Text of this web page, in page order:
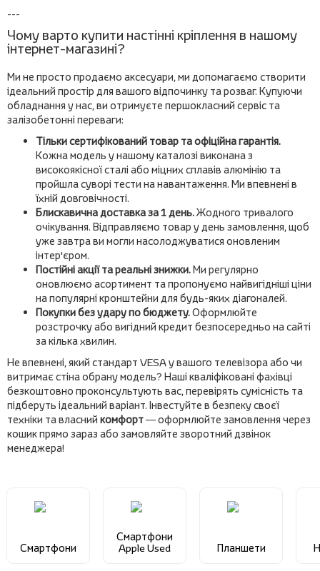
---
Чому варто купити настінні кріплення в нашому
інтернет-магазині?
Ми не просто продаємо аксесуари, ми допомагаємо створити
ідеальний простір для вашого відпочинку та розваг. Купуючи
обладнання у нас, ви отримуєте першокласний сервіс та
залізобетонні переваги:
Тільки сертифікований товар та офіційна гарантія.
Кожна модель у нашому каталозі виконана з
високоякісної сталі або міцних сплавів алюмінію та
пройшла суворі тести на навантаження. Ми впевнені в
їхній довговічності.
Блискавична доставка за 1 день.Жодного тривалого
очікування. Відправляємо товар у день замовлення, щоб
уже завтра ви могли насолоджуватися оновленим
інтер'єром.
Постійні акції та реальні знижки.Ми регулярно
оновлюємо асортимент та пропонуємо найвигідніші ціни
на популярні кронштейни для будь-яких діагоналей.
Покупки без удару по бюджету.Оформлюйте
розстрочку або вигідний кредит безпосередньо на сайті
за кілька хвилин.
Не впевнені, який стандарт VESA у вашого телевізора або чи
витримає стіна обрану модель? Наші кваліфіковані фахівці
безкоштовно проконсультують вас, перевірять сумісність та
підберуть ідеальний варіант. Інвестуйте в безпеку своєї
техніки та власний комфорт— оформлюйте замовлення через
кошик прямо зараз або замовляйте зворотний дзвінок
менеджера!
Смартфони
Смартфони
Apple Used
Планшети